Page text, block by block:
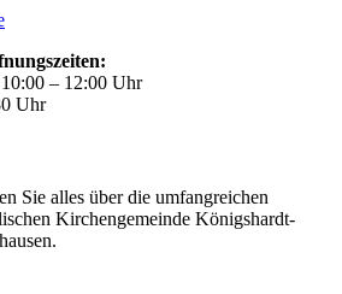
– 12:00 Uhr
Uhr
Sie alles über die umfangreichen
Kirchengemeinde Königshardt-